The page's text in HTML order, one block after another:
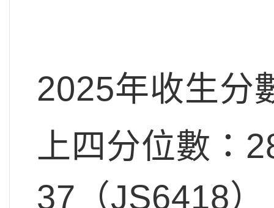
2025年收生分
上四分位數：
37（JS6418）